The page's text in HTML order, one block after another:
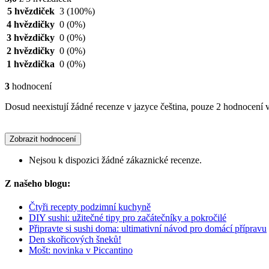
5 hvězdiček 3 (100%)
4 hvězdičky 0 (0%)
3 hvězdičky 0 (0%)
2 hvězdičky 0 (0%)
1 hvězdička 0 (0%)
3 hodnocení
Dosud neexistují žádné recenze v jazyce čeština, pouze 2 hodnocení
Zobrazit hodnocení
Nejsou k dispozici žádné zákaznické recenze.
Z našeho blogu:
Čtyři recepty podzimní kuchyně
DIY sushi: užitečné tipy pro začátečníky a pokročilé
Připravte si sushi doma: ultimativní návod pro domácí přípravu
Den skořicových šneků!
Mošt: novinka v Piccantino